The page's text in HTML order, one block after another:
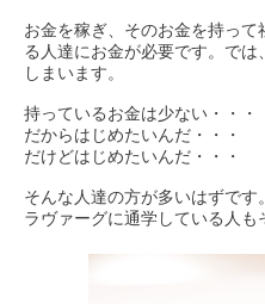
お金を稼ぎ、そのお金を持っ
る人達にお金が必要です。で
しまいます。
持っているお金は少ない・・・
だからはじめたいんだ・・・
だけどはじめたいんだ・・・
そんな人達の方が多いはずです。
ラヴァーグに通学している人も